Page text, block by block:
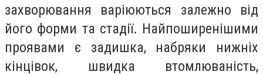
захворювання варіюються залежно від
його форми та стадії. Найпоширенішими
проявами є задишка, набряки нижніх
кінцівок, швидка втомлюваність,